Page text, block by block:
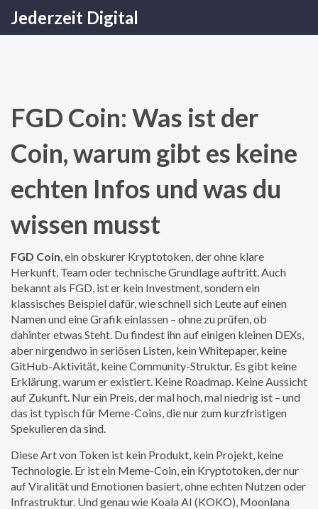
Jederzeit Digital
FGD Coin: Was ist der
Coin, warum gibt es keine
echten Infos und was du
wissen musst
FGD Coin,ein obskurer Kryptotoken, der ohne klare
Herkunft, Team oder technische Grundlage auftritt. Auch
bekannt als FGD, ist er kein Investment, sondern ein
klassisches Beispiel dafür, wie schnell sich Leute auf einen
Namen und eine Grafik einlassen – ohne zu prüfen, ob
dahinter etwas Steht. Du findest ihn auf einigen kleinen DEXs,
aber nirgendwo in seriösen Listen, kein Whitepaper, keine
GitHub-Aktivität, keine Community-Struktur. Es gibt keine
Erklärung, warum er existiert. Keine Roadmap. Keine Aussicht
auf Zukunft. Nur ein Preis, der mal hoch, mal niedrig ist – und
das ist typisch für Meme-Coins, die nur zum kurzfristigen
Spekulieren da sind.
Diese Art von Token ist kein Produkt, kein Projekt, keine
Technologie. Er ist ein Meme-Coin,ein Kryptotoken, der nur
auf Viralität und Emotionen basiert, ohne echten Nutzen oder
Infrastruktur. Und genau wie Koala AI (KOKO), Moonlana